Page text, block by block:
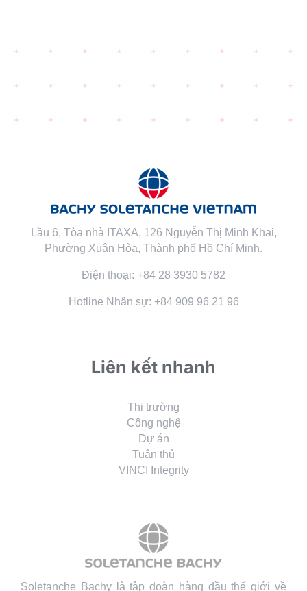
Lầu 6, Tòa nhà ITAXA, 126 Nguyễn Thị Minh Khai,
Phường Xuân Hòa, Thành phố Hồ Chí Minh.
Điện thoại: +84 28 3930 5782
Hotline Nhân sự: +84 909 96 21 96
Liên kết nhanh
Thị trường
Công nghệ
Dự án
Tuân thủ
VINCI Integrity
Soletanche Bachy là tập đoàn hàng đầu thế giới về